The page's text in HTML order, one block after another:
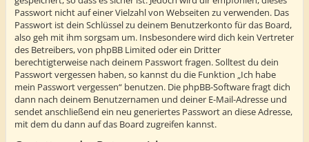
Passwort nicht auf einer Vielzahl von Webseiten zu verwenden. Das
Passwort ist dein Schlüssel zu deinem Benutzerkonto für das Board,
also geh mit ihm sorgsam um. Insbesondere wird dich kein Vertreter
des Betreibers, von phpBB Limited oder ein Dritter
berechtigterweise nach deinem Passwort fragen. Solltest du dein
Passwort vergessen haben, so kannst du die Funktion „Ich habe
mein Passwort vergessen“ benutzen. Die phpBB-Software fragt dich
dann nach deinem Benutzernamen und deiner E-Mail-Adresse und
sendet anschließend ein neu generiertes Passwort an diese Adresse,
mit dem du dann auf das Board zugreifen kannst.